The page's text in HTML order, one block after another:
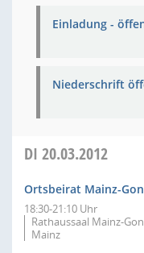
Einladung -
Niederschrift
DI 20.03.2012
Ortsbeirat Mainz-
18:30-21:10 Uhr
Rathaussaal Mainz-
Mainz